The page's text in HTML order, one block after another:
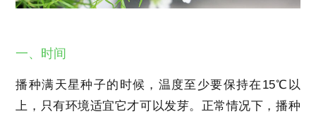
一、时间
播种满天星种子的时候，温度至少要保持在15℃以
上，只有环境适宜它才可以发芽。正常情况下，播种